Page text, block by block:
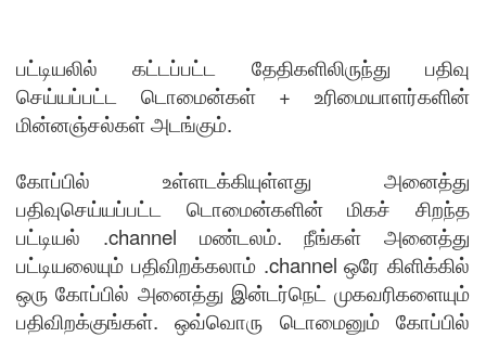
பட்டியலில் கட்டப்பட்ட தேதிகளிலிருந்து பதிவு
செய்யப்பட்ட டொமைன்கள் + உரிமையாளர்களின்
மின்னஞ்சல்கள் அடங்கும்.
கோப்பில் உள்ளடக்கியுள்ளது அனைத்து
பதிவுசெய்யப்பட்ட டொமைன்களின் மிகச் சிறந்த
பட்டியல் .channel மண்டலம். நீங்கள் அனைத்து
பட்டியலையும் பதிவிறக்கலாம் .channel ஒரே கிளிக்கில்
ஒரு கோப்பில் அனைத்து இன்டர்நெட் முகவரிகளையும்
பதிவிறக்குங்கள். ஒவ்வொரு டொமைனும் கோப்பில்